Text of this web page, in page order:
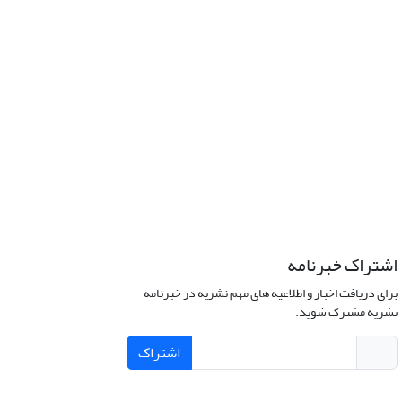
اشتراک خبرنامه
برای دریافت اخبار و اطلاعیه های مهم نشریه در خبرنامه
نشریه مشترک شوید.
اشتراک